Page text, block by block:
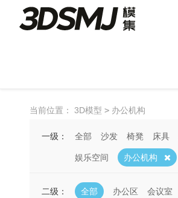
当前位置： 3D模型 > 办公机构
一级： 全部 沙发 椅凳 床具
娱乐空间 办公机构
二级： 全部 办公区 会议室